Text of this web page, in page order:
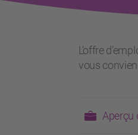
L’offre
vous
Aperçu